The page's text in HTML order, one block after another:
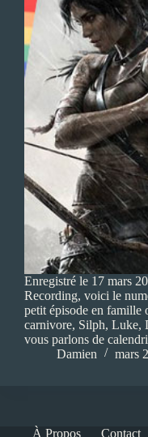
Enregistré le 17 mars
Recording, voici le
petit épisode en famille
carnivore, Silph, Luke,
vous parlons de
Damien
mars
À Propos Contact